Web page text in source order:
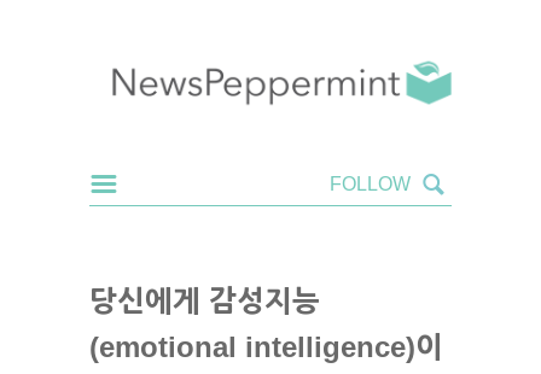
당신에게 감성지능
(emotional intelligence)이